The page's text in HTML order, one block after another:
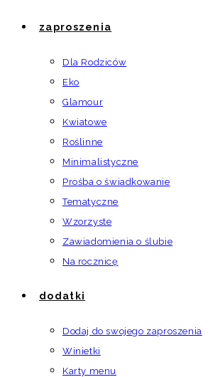
zaproszenia
Dla Rodziców
Eko
Glamour
Kwiatowe
Roślinne
Minimalistyczne
Prośba o świadkowanie
Tematyczne
Wzorzyste
Zawiadomienia o ślubie
Na rocznicę
dodatki
Dodaj do swojego zaproszenia
Winietki
Karty menu